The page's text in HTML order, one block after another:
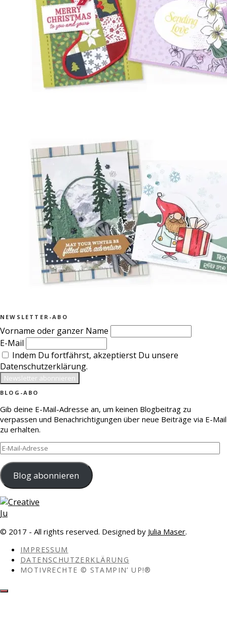
NEWSLETTER-ABO
Vorname oder ganzer Name
E-Mail
Indem Du fortfährst, akzeptierst Du unsere
Datenschutzerklärung.
BLOG-ABO
Gib deine E-Mail-Adresse an, um keinen Blogbeitrag zu
verpassen und Benachrichtigungen über neue Beiträge via E-Mail
zu erhalten.
E-
Mail-
Adresse
Blog abonnieren
© 2017 - All rights reserved. Designed by Julia Maser.
IMPRESSUM
DATENSCHUTZERKLÄRUNG
MOTIVRECHTE © STAMPIN’ UP!®